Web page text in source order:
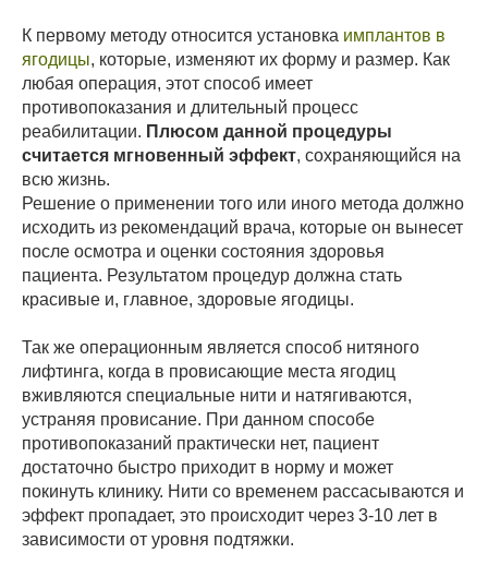
К первому методу относится установка имплантов в
ягодицы, которые, изменяют их форму и размер. Как
любая операция, этот способ имеет
противопоказания и длительный процесс
реабилитации. Плюсом данной процедуры
считается мгновенный эффект, сохраняющийся на
всю жизнь.
Решение о применении того или иного метода должно
исходить из рекомендаций врача, которые он вынесет
после осмотра и оценки состояния здоровья
пациента. Результатом процедур должна стать
красивые и, главное, здоровые ягодицы.
Так же операционным является способ нитяного
лифтинга, когда в провисающие места ягодиц
вживляются специальные нити и натягиваются,
устраняя провисание. При данном способе
противопоказаний практически нет, пациент
достаточно быстро приходит в норму и может
покинуть клинику. Нити со временем рассасываются и
эффект пропадает, это происходит через 3-10 лет в
зависимости от уровня подтяжки.